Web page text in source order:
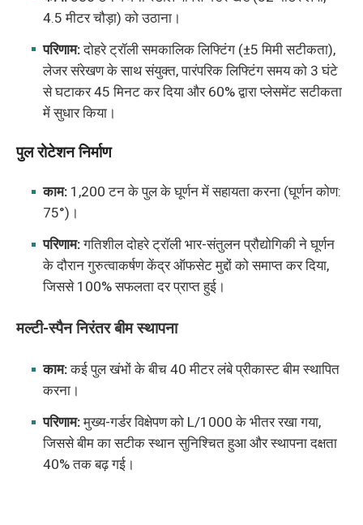
4.5 मीटर चौड़ा) को उठाना।
परिणाम:दोहरे ट्रॉली समकालिक लिफ्टिंग (±5 मिमी सटीकता),
लेजर संरेखण के साथ संयुक्त, पारंपरिक लिफ्टिंग समय को 3 घंटे
से घटाकर 45 मिनट कर दिया और 60% द्वारा प्लेसमेंट सटीकता
में सुधार किया।
पुल रोटेशन निर्माण
काम: 1,200 टन के पुल के घूर्णन में सहायता करना (घूर्णन कोण:
75°)।
परिणाम:गतिशील दोहरे ट्रॉली भार-संतुलन प्रौद्योगिकी ने घूर्णन
के दौरान गुरुत्वाकर्षण केंद्र ऑफसेट मुद्दों को समाप्त कर दिया,
जिससे 100% सफलता दर प्राप्त हुई।
मल्टी-स्पैन निरंतर बीम स्थापना
काम:कई पुल खंभों के बीच 40 मीटर लंबे प्रीकास्ट बीम स्थापित
करना।
परिणाम:मुख्य-गर्डर विक्षेपण को L/1000 के भीतर रखा गया,
जिससे बीम का सटीक स्थान सुनिश्चित हुआ और स्थापना दक्षता
40% तक बढ़ गई।